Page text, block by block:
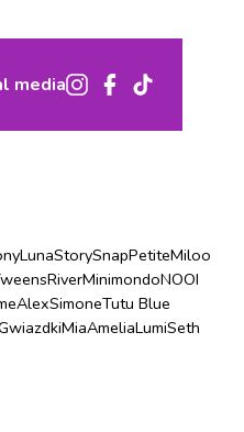
media
LunaStorySnapPetiteMiloo
RiverMinimondoNOOI
AlexSimoneTutu Blue
MiaAmeliaLumiSeth